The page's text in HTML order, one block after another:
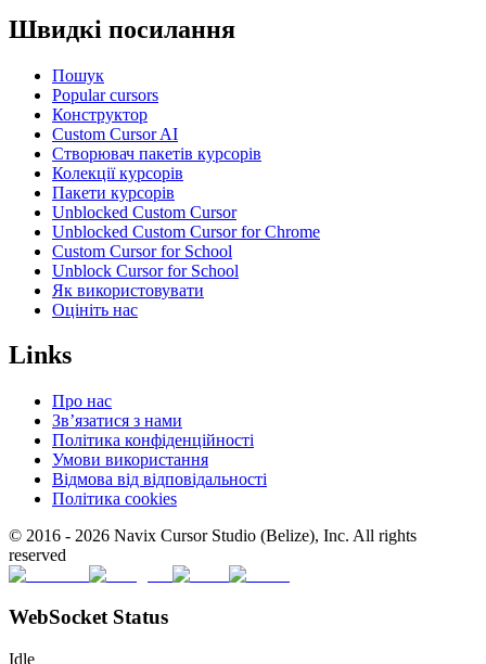
Швидкі посилання
Пошук
Popular cursors
Конструктор
Custom Cursor AI
Створювач пакетів курсорів
Колекції курсорів
Пакети курсорів
Unblocked Custom Cursor
Unblocked Custom Cursor for Chrome
Custom Cursor for School
Unblock Cursor for School
Як використовувати
Оцініть нас
Links
Про нас
Зв’язатися з нами
Політика конфіденційності
Умови використання
Відмова від відповідальності
Політика cookies
© 2016 - 2026 Navix Cursor Studio (Belize), Inc. All rights
reserved
WebSocket Status
Idle